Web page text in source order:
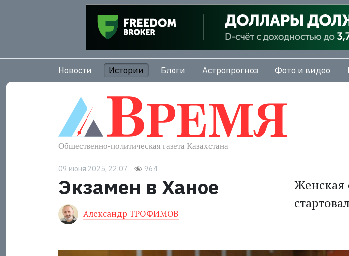
Новости Истории Блоги Астропрогноз Фото и видео
09 июня 2025, 22:07 964
Экзамен в Ханое
Александр ТРОФИМОВ
Женская